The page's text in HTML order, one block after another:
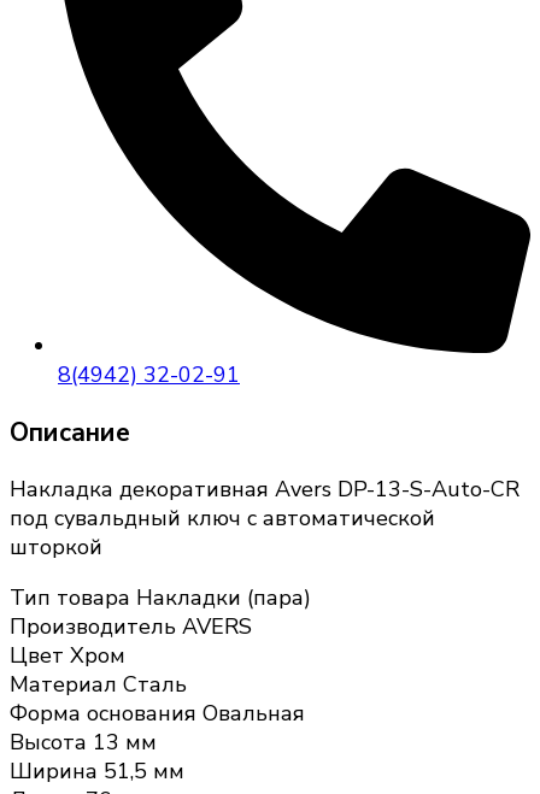
8(4942) 32-02-91
Описание
Накладка декоративная Avers DP-13-S-Auto-CR
под сувальдный ключ с автоматической
шторкой
Тип товара Накладки (пара)
Производитель AVERS
Цвет Хром
Материал Сталь
Форма основания Овальная
Высота 13 мм
Ширина 51,5 мм